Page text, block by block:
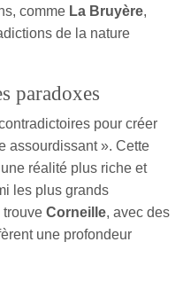
comme La Bruyère,
de la nature
paradoxes
pour créer
assourdissant ». Cette
réalité plus riche et
les plus grands
trouve Corneille, avec des
une profondeur